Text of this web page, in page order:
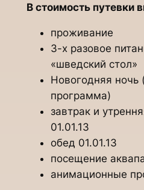
В стоимость путевки
проживание
3-х разовое
«шведский стол»
Новогодняя ночь
программа)
завтрак и
01.01.13
обед 01.01.13
посещение
анимационные